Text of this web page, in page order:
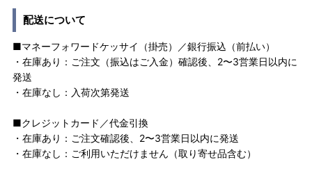
配送について
■マネーフォワードケッサイ（掛売）／銀行振込（前払い）
・在庫あり：ご注文（振込はご入金）確認後、2〜3営業日以内に
発送
・在庫なし：入荷次第発送
■クレジットカード／代金引換
・在庫あり：ご注文確認後、2〜3営業日以内に発送
・在庫なし：ご利用いただけません（取り寄せ品含む）